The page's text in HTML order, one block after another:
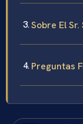
Sobre El
Preguntas